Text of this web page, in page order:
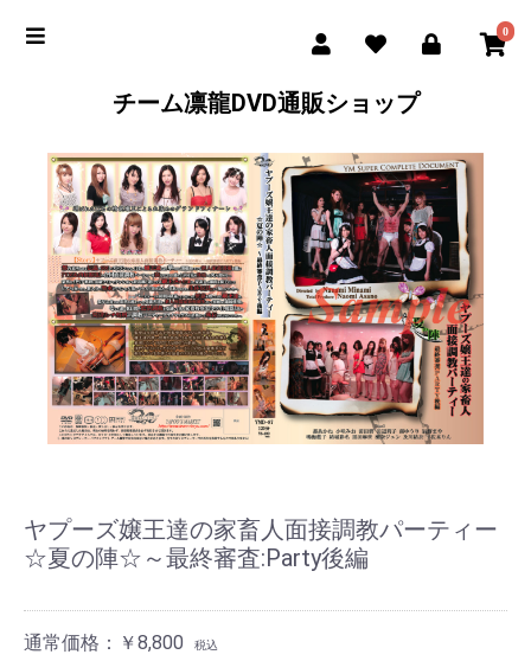
0
チーム凛龍DVD通販ショップ
ヤプーズ嬢王達の家畜人面接調教パーティー
☆夏の陣☆～最終審査:Party後編
通常価格：￥8,800 税込